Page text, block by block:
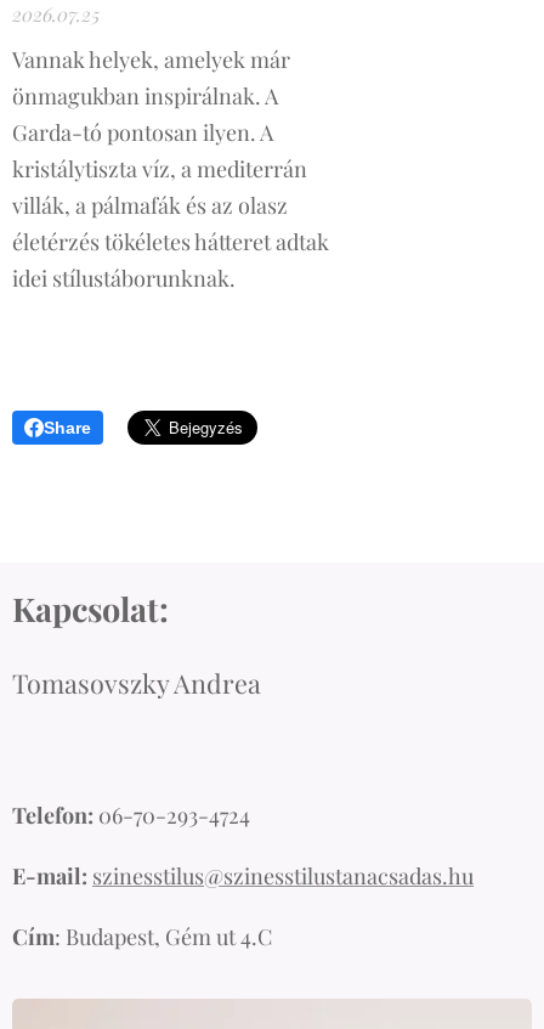
2026.07.25
Vannak helyek, amelyek már
önmagukban inspirálnak. A
Garda-tó pontosan ilyen. A
kristálytiszta víz, a mediterrán
villák, a pálmafák és az olasz
életérzés tökéletes hátteret adtak
idei stílustáborunknak.
Share
Kapcsolat:
Tomasovszky Andrea
Telefon: 06-70-293-4724
E-mail: szinesstilus@szinesstilustanacsadas.hu
Cím: Budapest, Gém ut 4.C